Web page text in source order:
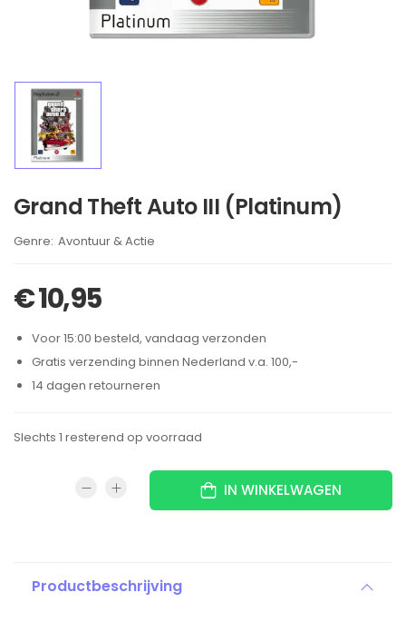
Grand Theft Auto III (Platinum)
Brand:
Avontuur & Actie
€10,95
Voor 15:00 besteld, vandaag verzonden
Gratis verzending binnen Nederland v.a. 100,-
14 dagen retourneren
Slechts 1 resterend op voorraad
IN WINKELWAGEN
Productbeschrijving